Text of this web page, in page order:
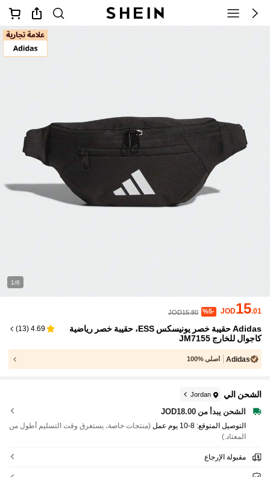
1/6
JOD15.01
%5-
JOD15.80
Adidas حقيبة خصر يونيسكس ESS، حقيبة خصر رياضية
كاجوال للخارج JM7155
4.69
(
13
)
Adidas أصلي %100
الشحن الي Jordan
الشحن يبدأ من JOD18.00
التوصيل المتوقع: 8-10 يوم عمل
(منتجات خاصة، يستغرق وقت التسليم أطول من
المعتاد.)
مقبولة الإرجاع